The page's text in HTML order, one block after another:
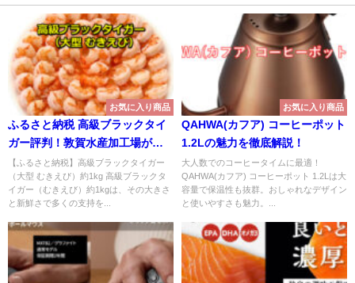
お気に入り商品
ふるさと納税 高級ブラックタイ
ガー評判！敦賀水産加工場が贈
る極上むきえび
【ふるさと納税】高級ブラックタイガー
（大型 むきえび）約1kg 高級ブラックタ
イガー（むきえび）約1kgは、その大きさ
と新鮮さで多くの支持を...
お気に入り商品
QAHWA(カフア) コーヒーポット
1.2Lの魅力を徹底解説！
大人数でのコーヒータイムに最適！
QAHWA(カフア) コーヒーポット 1.2Lは大
容量で保温性も抜群。おしゃれなデザイン
と使いやすさも魅力。...